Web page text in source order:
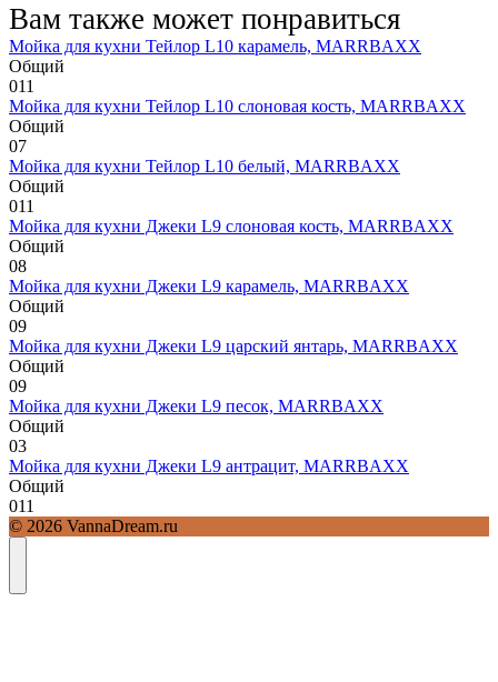
Вам также может понравиться
Мойка для кухни Тейлор L10 карамель, MARRBAXX
Общий
011
Мойка для кухни Тейлор L10 слоновая кость, MARRBAXX
Общий
07
Мойка для кухни Тейлор L10 белый, MARRBAXX
Общий
011
Мойка для кухни Джеки L9 слоновая кость, MARRBAXX
Общий
08
Мойка для кухни Джеки L9 карамель, MARRBAXX
Общий
09
Мойка для кухни Джеки L9 царский янтарь, MARRBAXX
Общий
09
Мойка для кухни Джеки L9 песок, MARRBAXX
Общий
03
Мойка для кухни Джеки L9 антрацит, MARRBAXX
Общий
011
© 2026 VannaDream.ru